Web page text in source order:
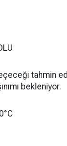
tahmin
bekleniyor.